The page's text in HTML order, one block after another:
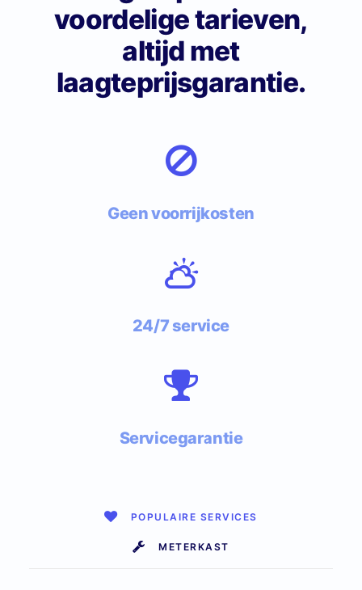
voordelige tarieven,
altijd met
laagteprijsgarantie.
Geen voorrijkosten
24/7 service
Servicegarantie
POPULAIRE SERVICES
METERKAST